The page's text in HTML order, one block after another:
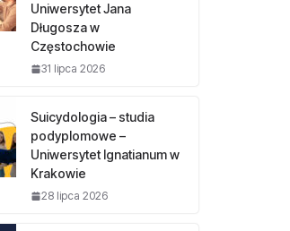
Uniwersytet Jana
Długosza w
Częstochowie
31 lipca 2026
Suicydologia – studia
podyplomowe –
Uniwersytet Ignatianum w
Krakowie
28 lipca 2026